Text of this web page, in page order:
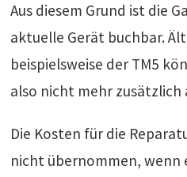
Aus diesem Grund ist die
aktuelle Gerät buchbar.
beispielsweise der TM5
also nicht mehr
Die Kosten für die
nicht übernommen, wenn